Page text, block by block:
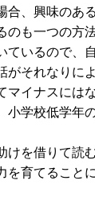
、興味のあ
も一つの方
いるので、
がそれなりに
イナスには
学校低学年
を借りて読
育てること